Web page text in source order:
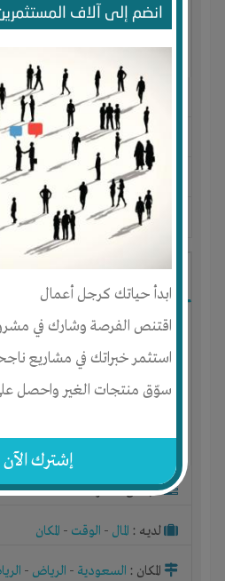
انضم إلى آلاف
ابدأ حياتك كرجل أعمال
اقتنص الفرصة وشارك في
استثمر خبراتك في مشاريع
سوّق منتجات الغير واحصل
إشترك
الجنس : ذكر
لديـه :المال علاقات
المكان :مصر -القاهرة -المقطم
آخر ظهور: : منذ 3 اشهر
ابو محمد
الجنس : ذكر
لديـه : المال - الوقت - المكان
المكان : السعودية - الرياض -